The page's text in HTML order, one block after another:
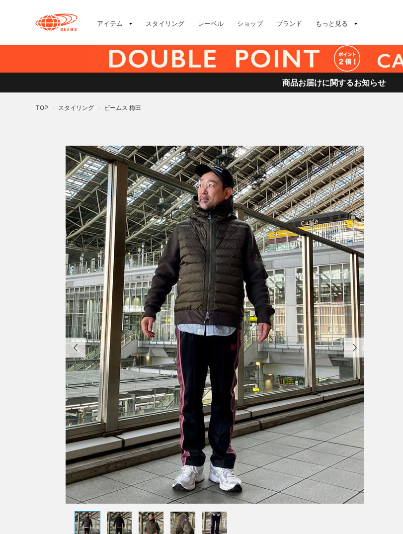
アイテム スタイリング レーベル ショップ ブランド もっと見る
商品お届けに関するお知らせ
TOP > スタイリング > ビームス 梅田